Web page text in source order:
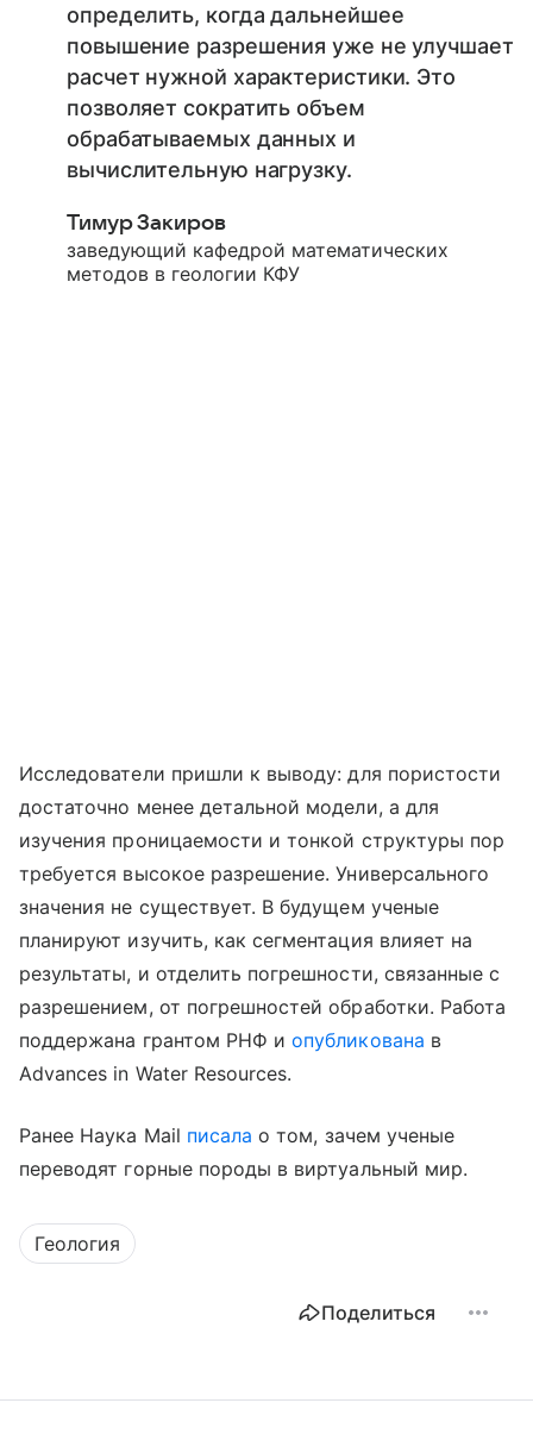
определить, когда дальнейшее
повышение разрешения уже не улучшает
расчет нужной характеристики. Это
позволяет сократить объем
обрабатываемых данных и
вычислительную нагрузку.
Тимур Закиров
заведующий кафедрой математических
методов в геологии КФУ
Исследователи пришли к выводу: для пористости
достаточно менее детальной модели, а для
изучения проницаемости и тонкой структуры пор
требуется высокое разрешение. Универсального
значения не существует. В будущем ученые
планируют изучить, как сегментация влияет на
результаты, и отделить погрешности, связанные с
разрешением, от погрешностей обработки. Работа
поддержана грантом РНФ иопубликована в
Advances in Water Resources.
Ранее Наука Mail писала о том, зачем ученые
переводят горные породы в виртуальный мир.
Геология
Поделиться